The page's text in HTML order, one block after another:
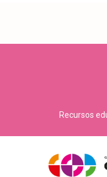
Recursos